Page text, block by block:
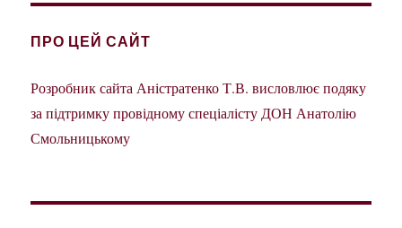
ПРО ЦЕЙ САЙТ
Розробник сайта Аністратенко Т.В. висловлює подяку
за підтримку провідному спеціалісту ДОН Анатолію
Смольницькому